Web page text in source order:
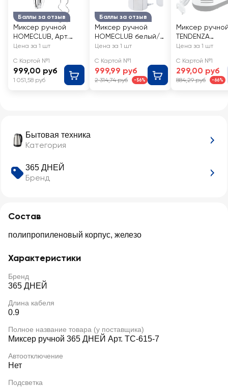
Бытовая техника
Категория
365 ДНЕЙ
Бренд
Состав
полипропиленовый корпус, железо
Характеристики
Бренд
365 ДНЕЙ
Длина кабеля
0.9
Полное название товара (у поставщика)
Миксер ручной 365 ДНЕЙ Арт. TC-615-7
Автоотключение
Нет
Подсветка
Баллы за отзыв
Миксер ручной
HOMECLUB, Арт.
MUHD11
Цена за 1 шт
С Картой №1
999,00 руб
1 051,58 руб
Баллы за отзыв
Миксер ручной
HOMECLUB белый/
металл, 500Вт, Арт.
Цена за 1 шт
С Картой №1
999,99 руб
2 314,74 руб -56%
Миксер
TENDENZA
300Вт, 7
об/мин, Арт.
HM001
Цена за 1 шт
С Картой №1
299,00 руб
884,29 руб -66%